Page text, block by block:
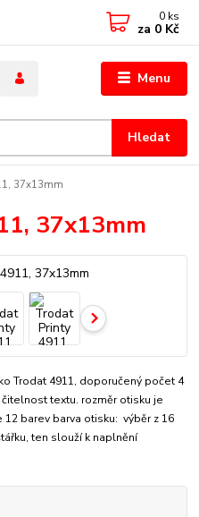
Menu
Hledat
0 ks
za 0 Kč
37x13mm
37x13mm
Trodat 4911, doporučený počet 4
textu. rozměr otisku je
12 barev barva otisku: výběr z 16
ten slouží k naplnění